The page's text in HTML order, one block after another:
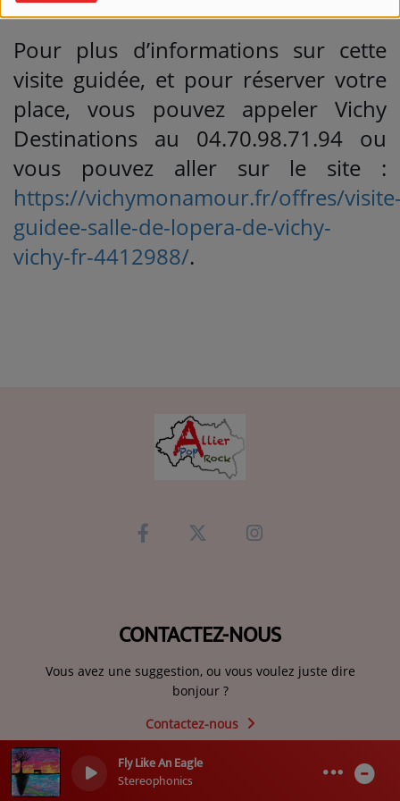
Fly Like An Eagle
Stereophonics
0
Pour plus d’informations sur cette
visite guidée, et pour réserver votre
place, vous pouvez appeler Vichy
Destinations au 04.70.98.71.94 ou
vous pouvez aller sur le site :
https://vichymonamour.fr/offres/
guidee-salle-de-lopera-de-vichy-
vichy-fr-4412988/.
CONTACTEZ-NOUS
Vous avez une suggestion, ou vous voulez juste dire
bonjour ?
Contactez-nous